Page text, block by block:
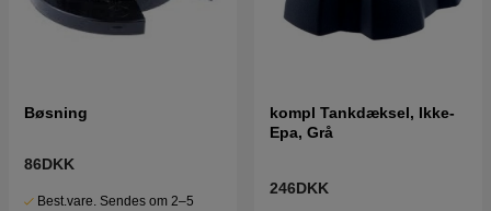
Bøsning
86DKK
Best.vare. Sendes om 2–5
kompl Tankdæksel, Ikke-
Epa, Grå
246DKK